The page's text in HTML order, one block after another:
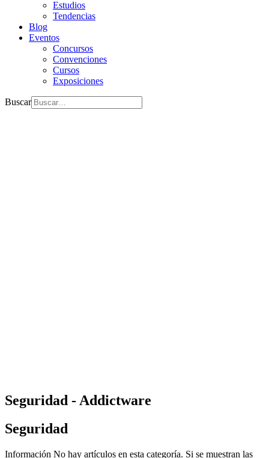
Estudios
Tendencias
Blog
Eventos
Concursos
Convenciones
Cursos
Exposiciones
Buscar
Seguridad - Addictware
Seguridad
Información No hay artículos en esta categoría. Si se muestran las